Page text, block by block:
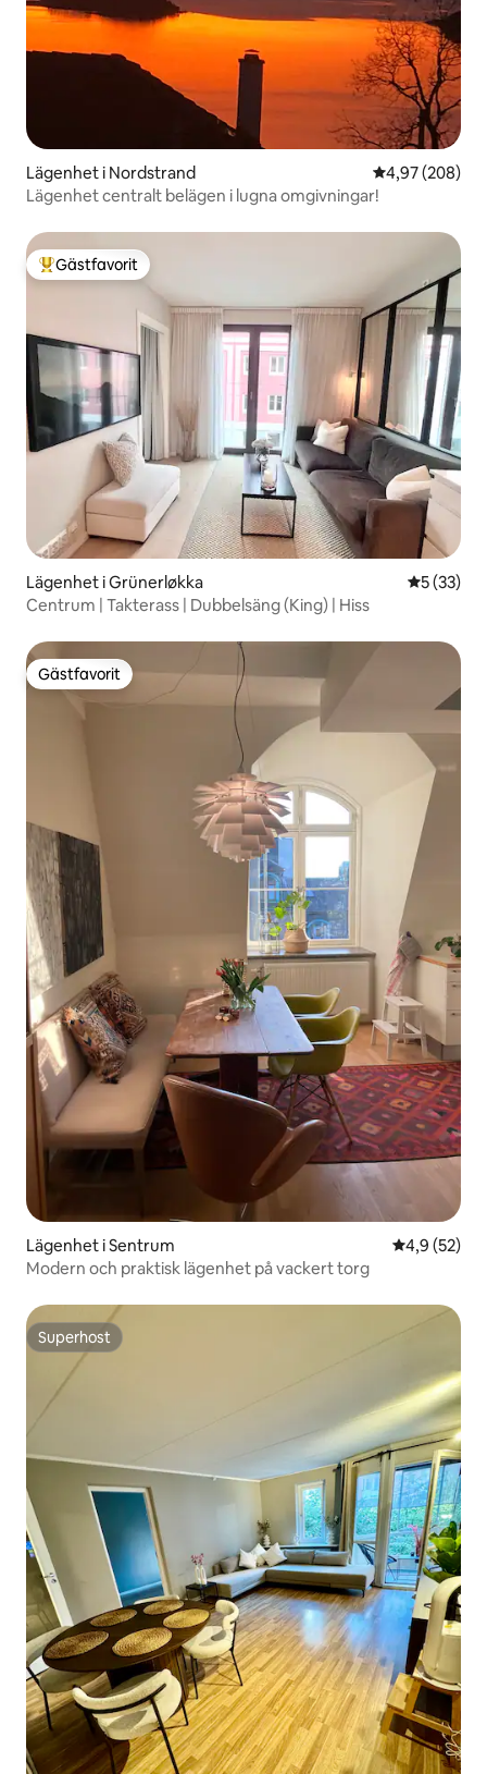
Lägenhet i Nordstrand 4,97 av 5 i
4,97 (208)
Lägenhet centralt belägen i lugna omgivningar!
Populär gästfavorit
Gästfavorit
Lägenhet i Grünerløkka 5 av 5 i
5 (33)
Centrum | Takterass | Dubbelsäng (King) | Hiss
Gästfavorit
Gästfavorit
Lägenhet i Sentrum 4,9 av 5 i
4,9 (52)
Modern och praktisk lägenhet på vackert torg
Superhost
Superhost